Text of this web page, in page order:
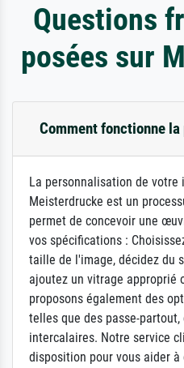
Questions
posées sur
Comment fonctionne
La personnalisation de votre
Meisterdrucke est un
permet de concevoir une
vos spécifications :
taille de l'image, décidez du
ajoutez un vitrage approprié
proposons également des
telles que des passe-
intercalaires. Notre service
disposition pour vous aider